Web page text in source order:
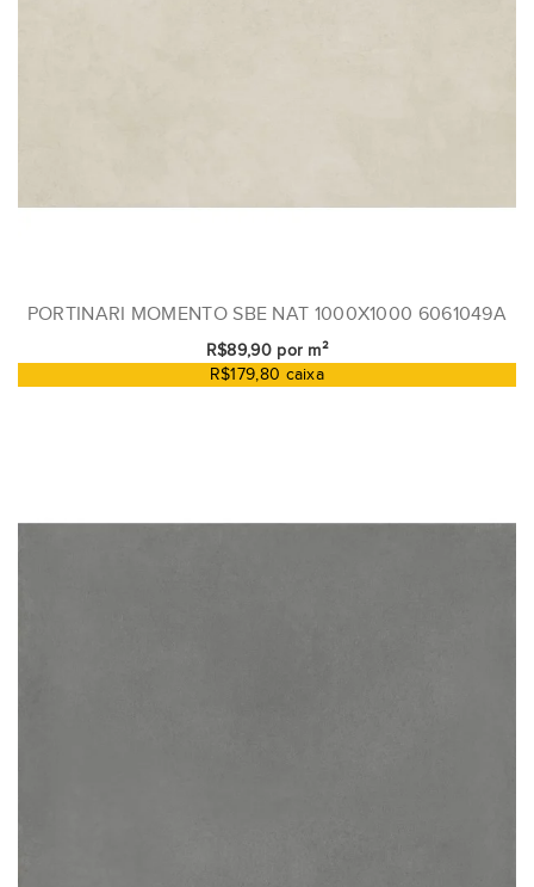
PORTINARI MOMENTO SBE NAT 1000X1000 6061049A
R$89,90 por m²
R$179,80 caixa